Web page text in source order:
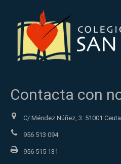
Contacta con
C/ Méndez Núñez, 3. 51001
956 513 094
956 515 131